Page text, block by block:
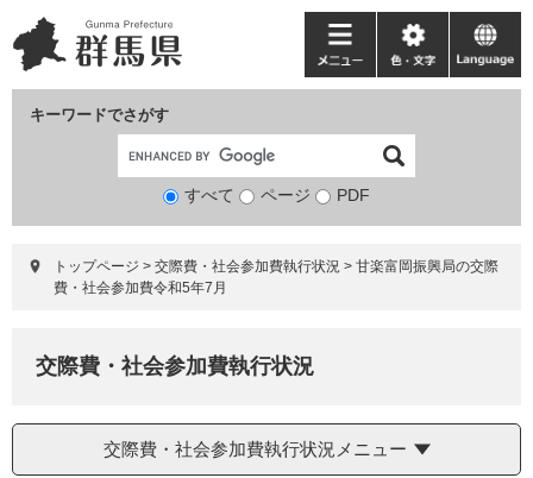
ー
ジ
ニ
ュ
て
キーワードでさがす
検
象
すべて ページ PDF
メ
ニ
ー
色・
文
language
トップページ > 交際費・社会参加費執行状況 > 甘楽富岡振興局の交際
費・社会参加費令和5年7月
交際費・社会参加費執行状況
交際費・社会参加費執行状況メニュー